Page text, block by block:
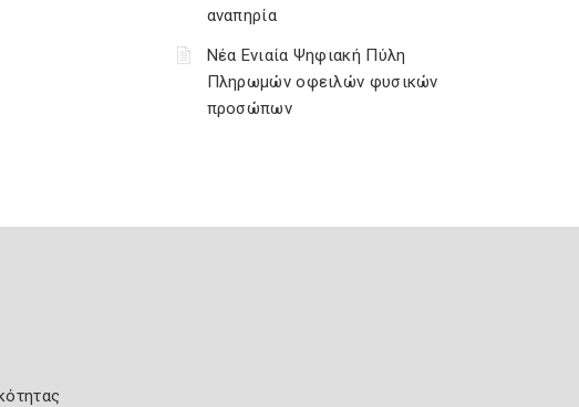
αναπηρία
Νέα Ενιαία Ψηφιακή Πύλη
Πληρωμών οφειλών φυσικών
προσώπων